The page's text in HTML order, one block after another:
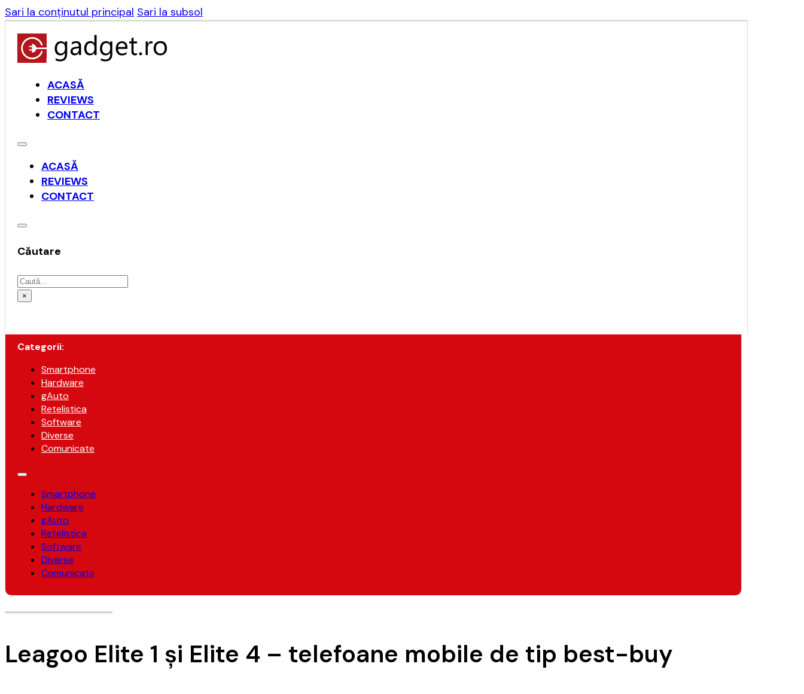
Sari la conținutul principal Sari la subsol
ACASĂ
REVIEWS
CONTACT
ACASĂ
REVIEWS
CONTACT
Căutare
Caută
×
Categorii:
Smartphone
Hardware
gAuto
Retelistica
Software
Diverse
Comunicate
Smartphone
Hardware
gAuto
Retelistica
Software
Diverse
Comunicate
Leagoo Elite 1 și Elite 4 – telefoane mobile de tip best-buy